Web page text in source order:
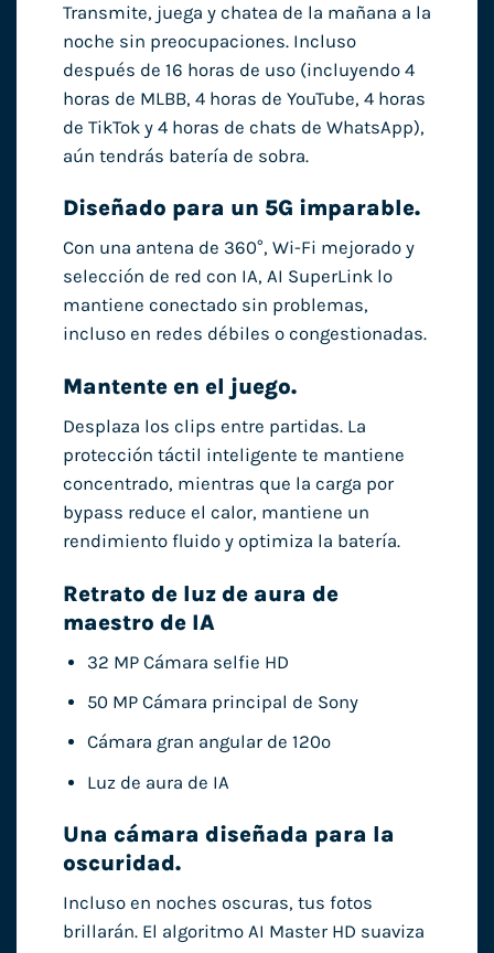
Transmite, juega y chatea de la mañana a la
noche sin preocupaciones. Incluso
después de 16 horas de uso (incluyendo 4
horas de MLBB, 4 horas de YouTube, 4 horas
de TikTok y 4 horas de chats de WhatsApp),
aún tendrás batería de sobra.
Diseñado para un 5G imparable.
Con una antena de 360°, Wi-Fi mejorado y
selección de red con IA, AI SuperLink lo
mantiene conectado sin problemas,
incluso en redes débiles o congestionadas.
Mantente en el juego.
Desplaza los clips entre partidas. La
protección táctil inteligente te mantiene
concentrado, mientras que la carga por
bypass reduce el calor, mantiene un
rendimiento fluido y optimiza la batería.
Retrato de luz de aura de
maestro de IA
32 MP Cámara selfie HD
50 MP Cámara principal de Sony
Cámara gran angular de 120º
Luz de aura de IA
Una cámara diseñada para la
oscuridad.
Incluso en noches oscuras, tus fotos
brillarán. El algoritmo AI Master HD suaviza